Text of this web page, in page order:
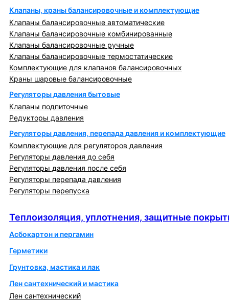
Клапаны, краны балансировочные и комплектующие
Клапаны балансировочные автоматические
Клапаны балансировочные комбинированные
Клапаны балансировочные ручные
Клапаны балансировочные термостатические
Комплектующие для клапанов балансировочных
Краны шаровые балансировочные
Регуляторы давления бытовые
Клапаны подпиточные
Редукторы давления
Регуляторы давления, перепада давления и комплектующие
Комплектующие для регуляторов давления
Регуляторы давления до себя
Регуляторы давления после себя
Регуляторы перепада давления
Регуляторы перепуска
Теплоизоляция, уплотнения, защитные
Асбокартон и пергамин
Герметики
Грунтовка, мастика и лак
Лен сантехнический и мастика
Лен сантехнический